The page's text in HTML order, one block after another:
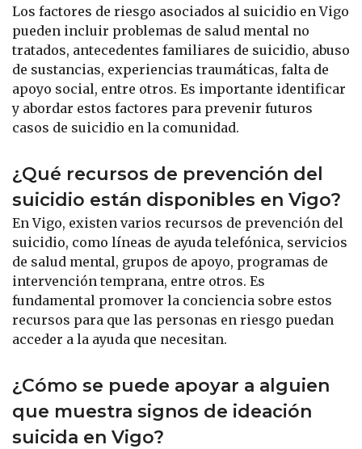
Los factores de riesgo asociados al suicidio en Vigo
pueden incluir problemas de salud mental no
tratados, antecedentes familiares de suicidio, abuso
de sustancias, experiencias traumáticas, falta de
apoyo social, entre otros. Es importante identificar
y abordar estos factores para prevenir futuros
casos de suicidio en la comunidad.
¿Qué recursos de prevención del
suicidio están disponibles en Vigo?
En Vigo, existen varios recursos de prevención del
suicidio, como líneas de ayuda telefónica, servicios
de salud mental, grupos de apoyo, programas de
intervención temprana, entre otros. Es
fundamental promover la conciencia sobre estos
recursos para que las personas en riesgo puedan
acceder a la ayuda que necesitan.
¿Cómo se puede apoyar a alguien
que muestra signos de ideación
suicida en Vigo?